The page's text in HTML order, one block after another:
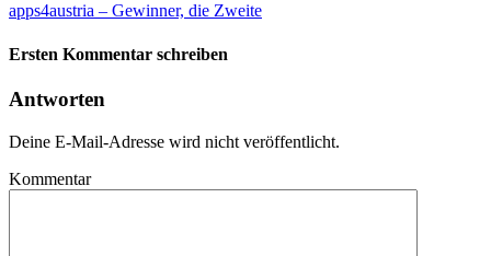
apps4austria – Gewinner, die Zweite
Ersten Kommentar schreiben
Antworten
Deine E-Mail-Adresse wird nicht veröffentlicht.
Kommentar